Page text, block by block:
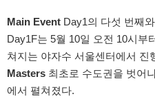
Main Event Day1의 다섯 번째
Day1F는 5월 10일 오전 10시부
쳐지는 야자수 서울센터에서 진
Masters 최초로 수도권을 벗어
에서 펼쳐졌다.